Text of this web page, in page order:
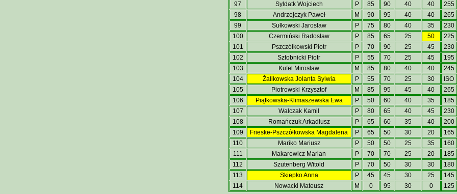
97
Syldatk Wojciech P 85 90 40 40
255
98
Andrzejczyk Paweł M 90 95 40 40
265
99
Sułkowski Jarosław P 75 80 40 35
230
100
Czermiński Radosław P 85 65 25 50
225
101
Pszczółkowski Piotr P 70 90 25 45
230
102
Sztobnicki Piotr P 55 70 25 45
195
103
Kufel Mirosław M 85 80 40 40
245
104
ŻaIikowska Jolanta Sylwia P 55 70 25 30
ISO
105
Piotrowski Krzysztof M 85 95 45 40
265
106
Piątkowska-Klimaszewska Ewa P 50 60 40 35
185
107
Walczak Kamil P 80 65 40 45
230
108
Romańczuk Arkadiusz P 65 60 35 40
200
109
Frieske-Pszczółkowska Magdalena P 65 50 30 20
165
110
Mariko Mariusz P 50 50 25 35
160
111
Makarewicz Marian P 70 70 25 20
185
112
Szutenberg Witold P 70 50 30 30
180
113
Skiepko Anna P 45 45 30 25
145
114
Nowacki Mateusz M 0 95 30 0 125